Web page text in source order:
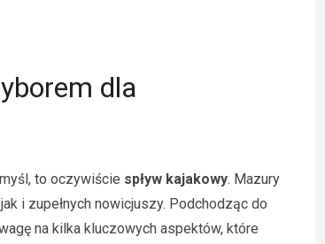
dla
to oczywiście spływ kajakowy. Mazury
i zupełnych nowicjuszy. Podchodząc do
na kilka kluczowych aspektów, które